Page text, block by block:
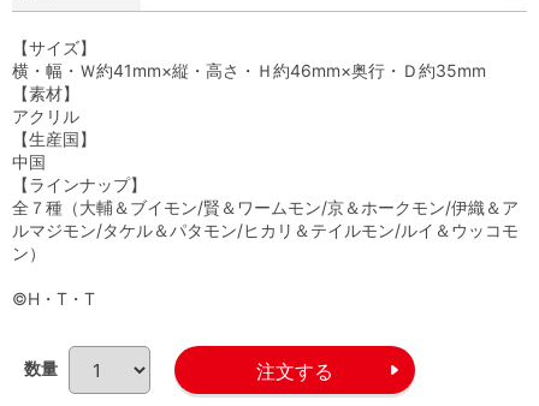
【サイズ】
横・幅・Ｗ約41mm×縦・高さ・Ｈ約46mm×奥行・Ｄ約35mm
【素材】
アクリル
【生産国】
中国
【ラインナップ】
全７種（大輔＆ブイモン/賢＆ワームモン/京＆ホークモン/伊織＆ア
ルマジモン/タケル＆パタモン/ヒカリ＆テイルモン/ルイ＆ウッコモ
ン）
©H・T・T
数量